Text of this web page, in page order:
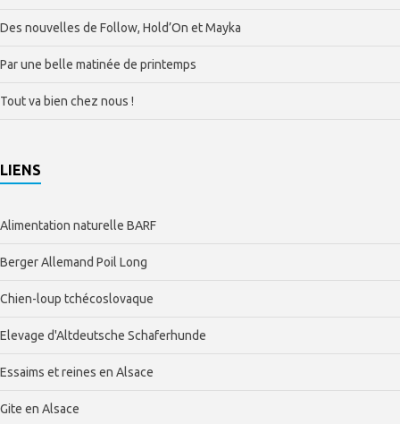
Des nouvelles de Follow, Hold’On et Mayka
Par une belle matinée de printemps
Tout va bien chez nous !
LIENS
Alimentation naturelle BARF
Berger Allemand Poil Long
Chien-loup tchécoslovaque
Elevage d'Altdeutsche Schaferhunde
Essaims et reines en Alsace
Gite en Alsace